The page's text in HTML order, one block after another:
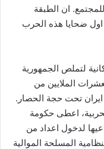
ان الطبقة
اول ضحايا هذه الحرب
لتملص الجمهورية
الملايين من
ايران تحت حجة الحصار.
اعطى حكومة
لدخول اعداد من
المسلحة الموالية